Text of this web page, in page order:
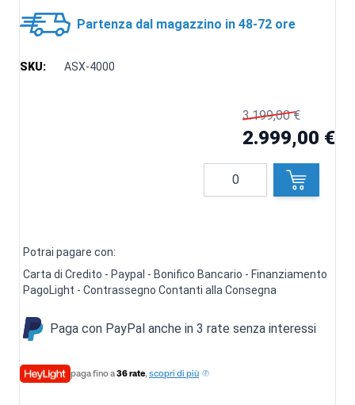
Partenza dal magazzino in 48-72 ore
SKU: ASX-4000
3.199,00 €
2.999,00 €
Quantità
Potrai pagare con:
Carta di Credito - Paypal - Bonifico Bancario - Finanziamento
PagoLight - Contrassegno Contanti alla Consegna
Paga con PayPal anche in 3 rate senza interessi
paga fino a36 rate, scopri di più